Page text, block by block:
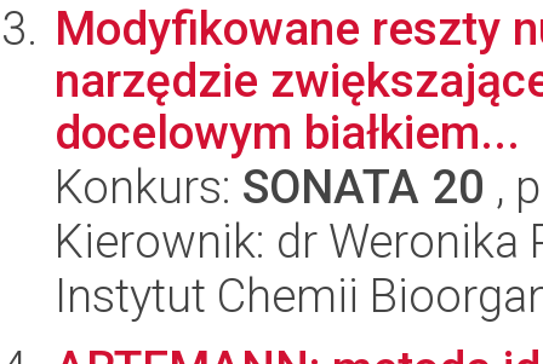
Modyfikowane reszty
narzędzie
docelowym białkiem...
Konkurs: SONATA 20 ,
Kierownik: dr Weronika
Instytut Chemii